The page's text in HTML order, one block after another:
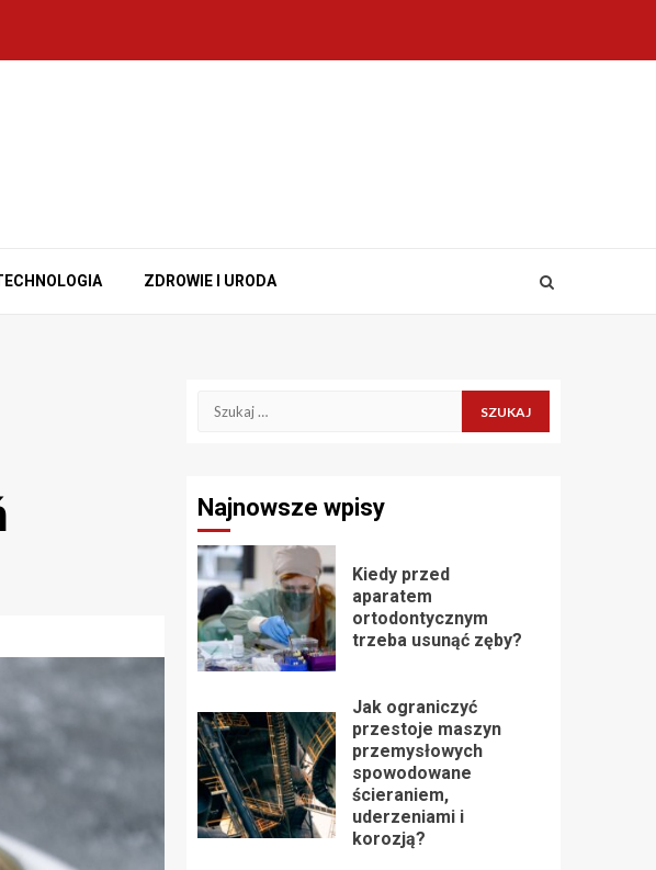
ZDROWIE I URODA
Szukaj:
Najnowsze wpisy
Kiedy przed
aparatem
ortodontycznym
trzeba usunąć zęby?
Jak ograniczyć
przestoje maszyn
przemysłowych
spowodowane
ścieraniem,
uderzeniami i
korozją?